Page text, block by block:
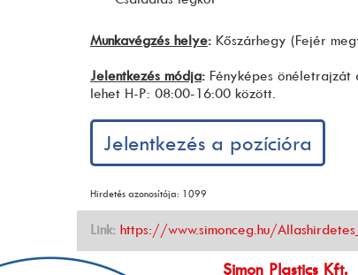
Munkavégzés helye: Kőszárhegy (Fejér
Jelentkezés módja: Fényképes önéletrajzát
lehet H-P: 08:00-16:00 között.
Jelentkezés a pozícióra
Hirdetés azonosítója: 1099
Link: https://www.simonceg.hu/
Simon Plastics Kft.